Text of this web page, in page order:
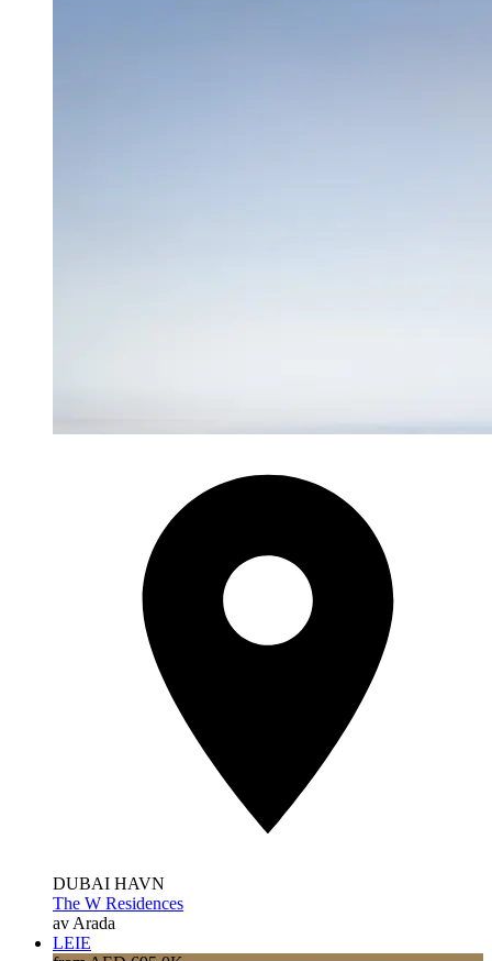
DUBAI HAVN
The W Residences
av Arada
LEIE